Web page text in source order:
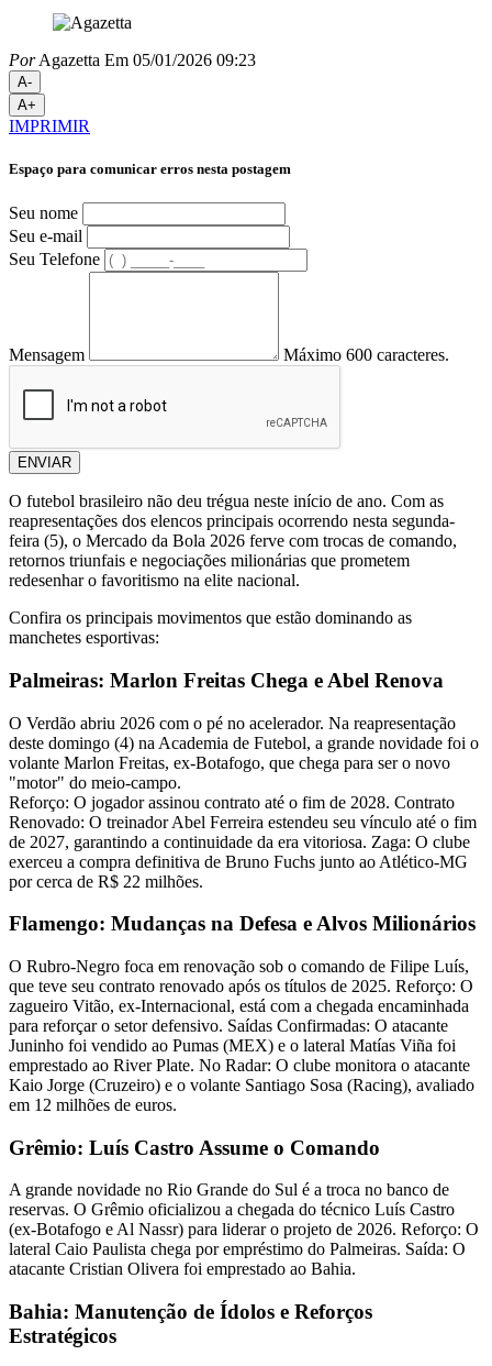
PorAgazetta Em 05/01/2026 09:23
A-
A+
IMPRIMIR
Espaço para comunicar erros nesta postagem
Seu nome
Seu e-mail
Seu Telefone
Mensagem Máximo 600 caracteres.
ENVIAR
O futebol brasileiro não deu trégua neste início de ano. Com as
reapresentações dos elencos principais ocorrendo nesta segunda-
feira (5), o Mercado da Bola 2026 ferve com trocas de comando,
retornos triunfais e negociações milionárias que prometem
redesenhar o favoritismo na elite nacional.
Confira os principais movimentos que estão dominando as
manchetes esportivas:
Palmeiras: Marlon Freitas Chega e Abel Renova
O Verdão abriu 2026 com o pé no acelerador. Na reapresentação
deste domingo (4) na Academia de Futebol, a grande novidade foi o
volante Marlon Freitas, ex-Botafogo, que chega para ser o novo
"motor" do meio-campo.
Reforço: O jogador assinou contrato até o fim de 2028. Contrato
Renovado: O treinador Abel Ferreira estendeu seu vínculo até o fim
de 2027, garantindo a continuidade da era vitoriosa. Zaga: O clube
exerceu a compra definitiva de Bruno Fuchs junto ao Atlético-MG
por cerca de R$ 22 milhões.
Flamengo: Mudanças na Defesa e Alvos Milionários
O Rubro-Negro foca em renovação sob o comando de Filipe Luís,
que teve seu contrato renovado após os títulos de 2025. Reforço: O
zagueiro Vitão, ex-Internacional, está com a chegada encaminhada
para reforçar o setor defensivo. Saídas Confirmadas: O atacante
Juninho foi vendido ao Pumas (MEX) e o lateral Matías Viña foi
emprestado ao River Plate. No Radar: O clube monitora o atacante
Kaio Jorge (Cruzeiro) e o volante Santiago Sosa (Racing), avaliado
em 12 milhões de euros.
Grêmio: Luís Castro Assume o Comando
A grande novidade no Rio Grande do Sul é a troca no banco de
reservas. O Grêmio oficializou a chegada do técnico Luís Castro
(ex-Botafogo e Al Nassr) para liderar o projeto de 2026. Reforço: O
lateral Caio Paulista chega por empréstimo do Palmeiras. Saída: O
atacante Cristian Olivera foi emprestado ao Bahia.
Bahia: Manutenção de Ídolos e Reforços
Estratégicos